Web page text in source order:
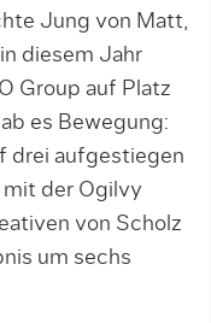
Jung von Matt,
diesem Jahr
Group auf Platz
es Bewegung:
drei aufgestiegen
der Ogilvy
von Scholz
um sechs